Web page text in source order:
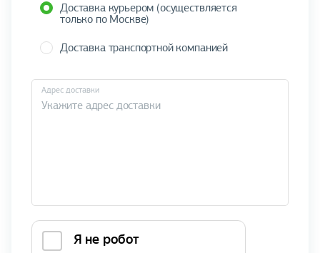
Доставка курьером (осуществляется
только по Москве)
Доставка транспортной компанией
Адрес доставки